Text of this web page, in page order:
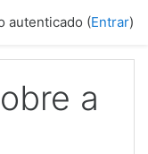
autenticado (Entrar)
a